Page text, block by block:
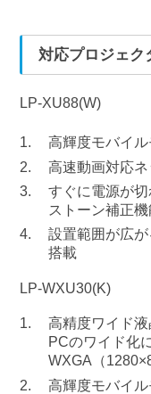
対応プロジェク
LP-XU88(W)
高輝度モバイ
高速動画対応
すぐに電源が
ストーン補正
設置範囲が広
搭載
LP-WXU30(K)
高精度ワイド
PCのワイド化
WXGA（
高輝度モバイ